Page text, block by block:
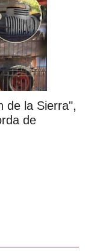
de la Sierra",
de